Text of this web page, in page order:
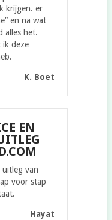
krijgen. er
en na wat
alles het.
ik deze
K. Boet
EN
uitleg van
voor stap
Hayat